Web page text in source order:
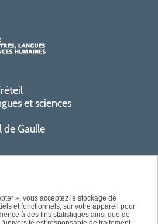
», vous acceptez le stockage de
et fonctionnels, sur votre appareil pour
à des fins statistiques ainsi que de
et sciences
de Gaulle